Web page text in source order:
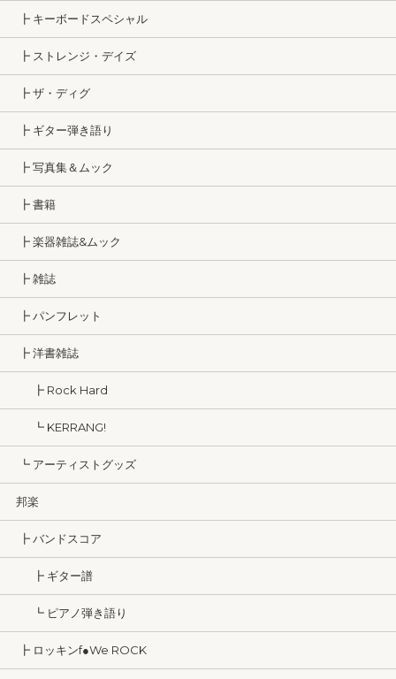
┣ キーボードスペシャル
┣ ストレンジ・デイズ
┣ ザ・ディグ
┣ ギター弾き語り
┣ 写真集＆ムック
┣ 書籍
┣ 楽器雑誌&ムック
┣ 雑誌
┣ パンフレット
┣ 洋書雑誌
┣ Rock Hard
┗ KERRANG!
┗ アーティストグッズ
邦楽
┣ バンドスコア
┣ ギター譜
┗ ピアノ弾き語り
┣ ロッキンf●We ROCK